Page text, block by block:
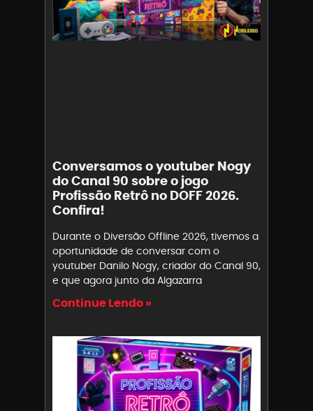
Conversamos o youtuber Nogy
do Canal 90 sobre o jogo
Profissão Retrô no DOFF 2026.
Confira!
Durante o Diversão Offline 2026, tivemos a
oportunidade de conversar com o
youtuber Danilo Nogy, criador do Canal 90,
e que agora junto da Algazarra
Continue Lendo »